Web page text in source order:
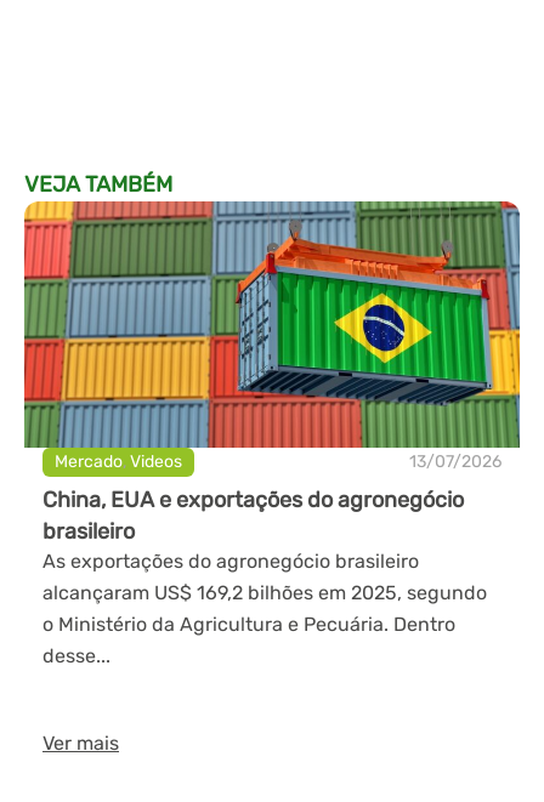
VEJA TAMBÉM
Mercado,Videos 13/07/2026
China, EUA e exportações do agronegócio
brasileiro
As exportações do agronegócio brasileiro
alcançaram US$ 169,2 bilhões em 2025, segundo
o Ministério da Agricultura e Pecuária. Dentro
desse...
Ver mais